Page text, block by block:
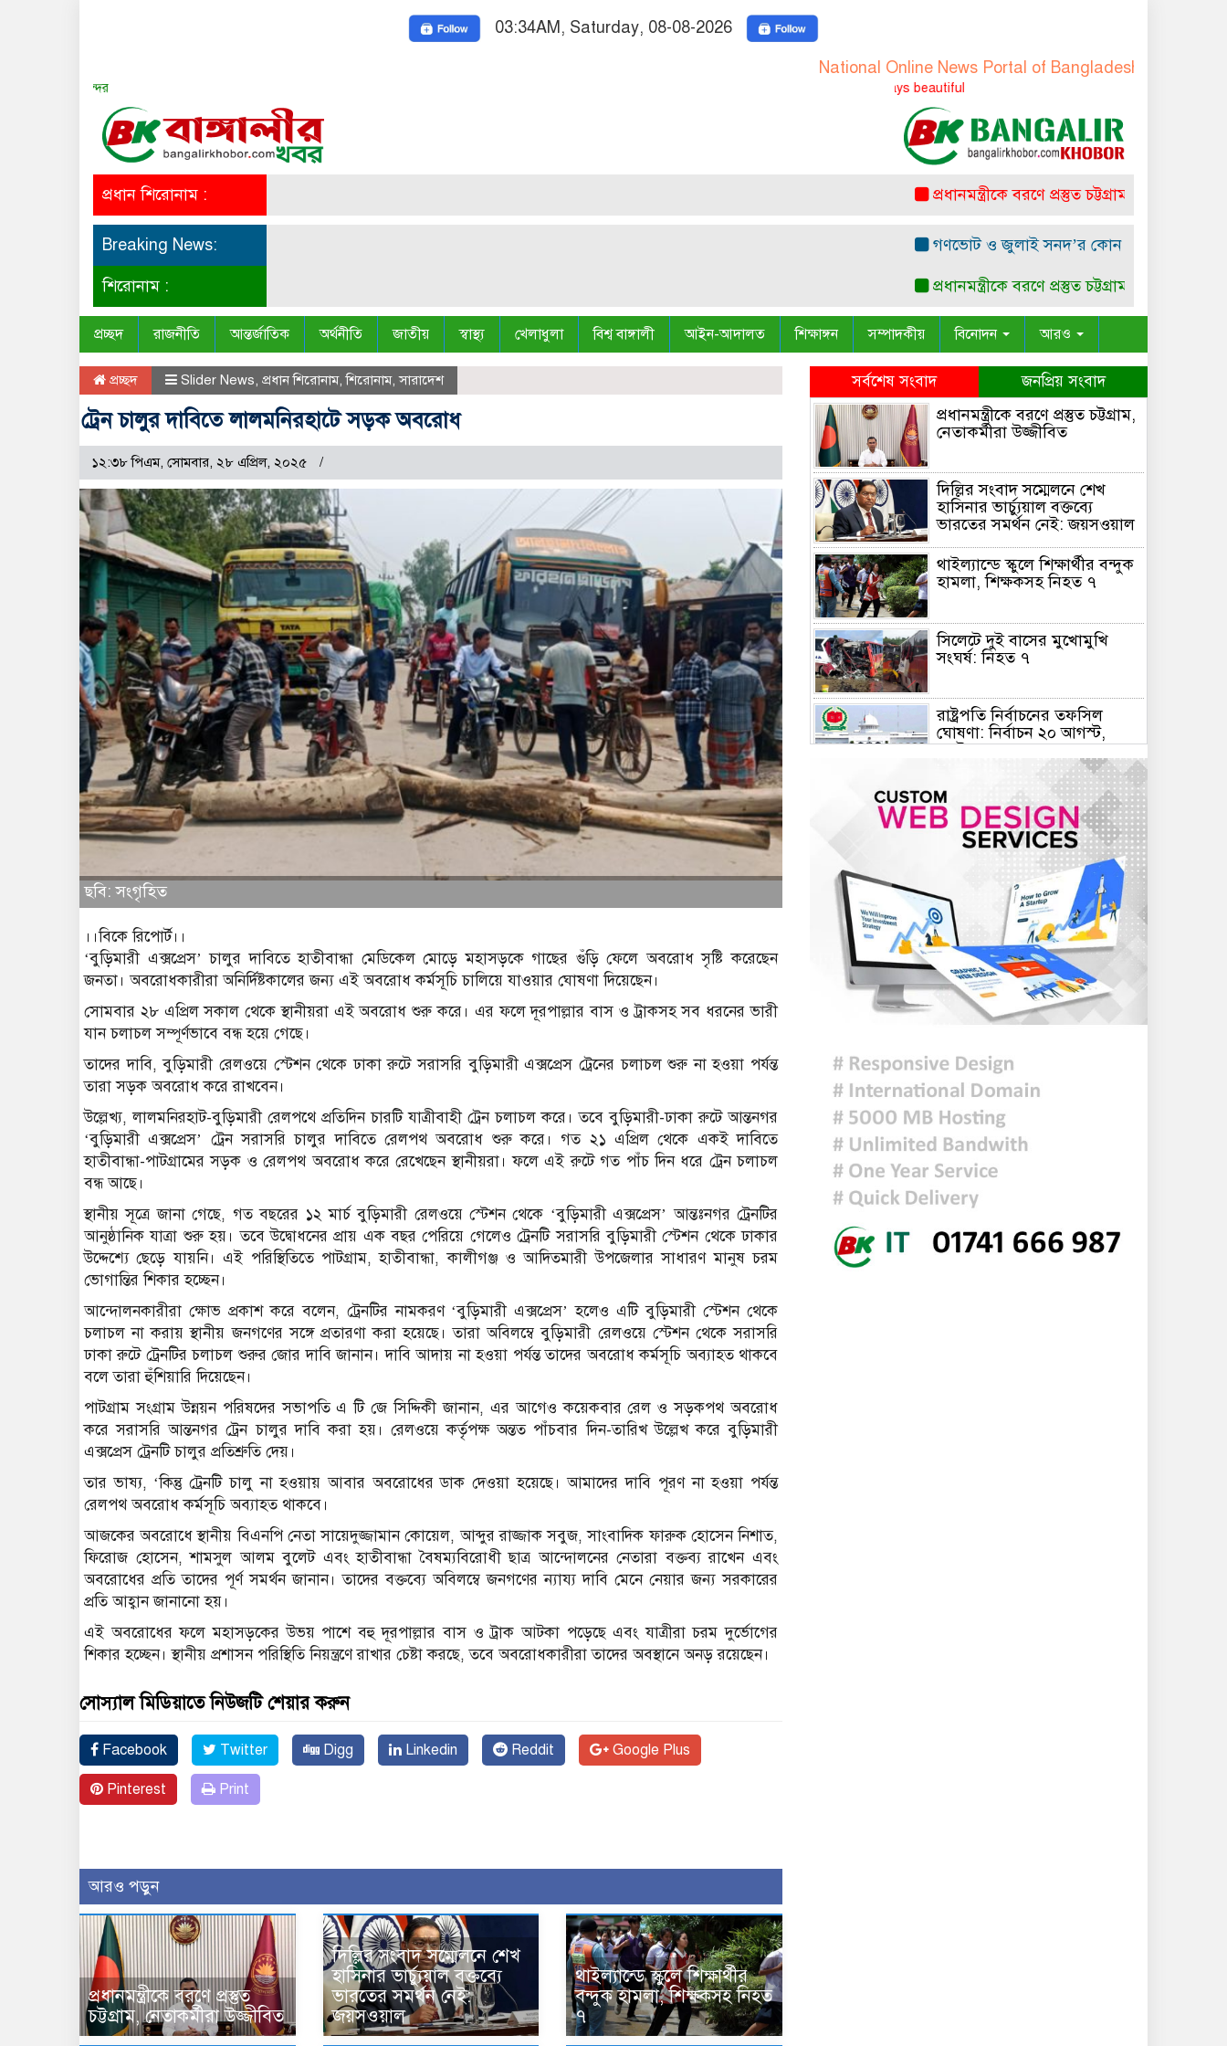
03:34AM, Saturday, 08-08-2026
National Online News Portal of Bangladesh-বাংলাদেশের জাতীয়
প্রধান শিরোনাম : প্রধানমন্ত্রীকে বরণে প্রস্তুত চট্টগ্রাম, নেতাকর্মীরা
Breaking News: গণভোট ও জুলাই সনদ’র কোন সাংবিধানিক ও
শিরোনাম : প্রধানমন্ত্রীকে বরণে প্রস্তুত চট্টগ্রাম, নেতাকর্মীরা
প্রচ্ছদ রাজনীতি আন্তর্জাতিক অর্থনীতি জাতীয় স্বাস্থ্য খেলাধুলা বিশ্ব বাঙ্গালী আইন-আদালত শিক্ষাঙ্গন সম্পাদকীয় বিনোদন আরও
প্রচ্ছদ Slider News, প্রধান শিরোনাম,শিরোনাম,সারাদেশ
ট্রেন চালুর দাবিতে লালমনিরহাটে সড়ক অবরোধ
১২:৩৮ পিএম, সোমবার, ২৮ এপ্রিল, ২০২৫
ছবি: সংগৃহিত
।।বিকে রিপোর্ট।।
‘বুড়িমারী এক্সপ্রেস’ চালুর দাবিতে হাতীবান্ধা মেডিকেল মোড়ে মহাসড়কে গাছের গুঁড়ি ফেলে অবরোধ সৃষ্টি করেছেন
জনতা। অবরোধকারীরা অনির্দিষ্টকালের জন্য এই অবরোধ কর্মসূচি চালিয়ে যাওয়ার ঘোষণা দিয়েছেন।
সোমবার ২৮ এপ্রিল সকাল থেকে স্থানীয়রা এই অবরোধ শুরু করে। এর ফলে দূরপাল্লার বাস ও ট্রাকসহ সব ধরনের ভারী
যান চলাচল সম্পূর্ণভাবে বন্ধ হয়ে গেছে।
তাদের দাবি, বুড়িমারী রেলওয়ে স্টেশন থেকে ঢাকা রুটে সরাসরি বুড়িমারী এক্সপ্রেস ট্রেনের চলাচল শুরু না হওয়া পর্যন্ত
তারা সড়ক অবরোধ করে রাখবেন।
উল্লেখ্য, লালমনিরহাট-বুড়িমারী রেলপথে প্রতিদিন চারটি যাত্রীবাহী ট্রেন চলাচল করে। তবে বুড়িমারী-ঢাকা রুটে আন্তনগর
‘বুড়িমারী এক্সপ্রেস’ ট্রেন সরাসরি চালুর দাবিতে রেলপথ অবরোধ শুরু করে। গত ২১ এপ্রিল থেকে একই দাবিতে
হাতীবান্ধা-পাটগ্রামের সড়ক ও রেলপথ অবরোধ করে রেখেছেন স্থানীয়রা। ফলে এই রুটে গত পাঁচ দিন ধরে ট্রেন চলাচল
বন্ধ আছে।
স্থানীয় সূত্রে জানা গেছে, গত বছরের ১২ মার্চ বুড়িমারী রেলওয়ে স্টেশন থেকে ‘বুড়িমারী এক্সপ্রেস’ আন্তঃনগর ট্রেনটির
আনুষ্ঠানিক যাত্রা শুরু হয়। তবে উদ্বোধনের প্রায় এক বছর পেরিয়ে গেলেও ট্রেনটি সরাসরি বুড়িমারী স্টেশন থেকে ঢাকার
উদ্দেশ্যে ছেড়ে যায়নি। এই পরিস্থিতিতে পাটগ্রাম, হাতীবান্ধা, কালীগঞ্জ ও আদিতমারী উপজেলার সাধারণ মানুষ চরম
ভোগান্তির শিকার হচ্ছেন।
আন্দোলনকারীরা ক্ষোভ প্রকাশ করে বলেন, ট্রেনটির নামকরণ ‘বুড়িমারী এক্সপ্রেস’ হলেও এটি বুড়িমারী স্টেশন থেকে
চলাচল না করায় স্থানীয় জনগণের সঙ্গে প্রতারণা করা হয়েছে। তারা অবিলম্বে বুড়িমারী রেলওয়ে স্টেশন থেকে সরাসরি
ঢাকা রুটে ট্রেনটির চলাচল শুরুর জোর দাবি জানান। দাবি আদায় না হওয়া পর্যন্ত তাদের অবরোধ কর্মসূচি অব্যাহত থাকবে
বলে তারা হুঁশিয়ারি দিয়েছেন।
পাটগ্রাম সংগ্রাম উন্নয়ন পরিষদের সভাপতি এ টি জে সিদ্দিকী জানান, এর আগেও কয়েকবার রেল ও সড়কপথ অবরোধ
করে সরাসরি আন্তনগর ট্রেন চালুর দাবি করা হয়। রেলওয়ে কর্তৃপক্ষ অন্তত পাঁচবার দিন-তারিখ উল্লেখ করে বুড়িমারী
এক্সপ্রেস ট্রেনটি চালুর প্রতিশ্রুতি দেয়।
তার ভাষ্য, ‘কিন্তু ট্রেনটি চালু না হওয়ায় আবার অবরোধের ডাক দেওয়া হয়েছে। আমাদের দাবি পূরণ না হওয়া পর্যন্ত
রেলপথ অবরোধ কর্মসূচি অব্যাহত থাকবে।
আজকের অবরোধে স্থানীয় বিএনপি নেতা সায়েদুজ্জামান কোয়েল, আব্দুর রাজ্জাক সবুজ, সাংবাদিক ফারুক হোসেন নিশাত,
ফিরোজ হোসেন, শামসুল আলম বুলেট এবং হাতীবান্ধা বৈষম্যবিরোধী ছাত্র আন্দোলনের নেতারা বক্তব্য রাখেন এবং
অবরোধের প্রতি তাদের পূর্ণ সমর্থন জানান। তাদের বক্তব্যে অবিলম্বে জনগণের ন্যায্য দাবি মেনে নেয়ার জন্য সরকারের
প্রতি আহ্বান জানানো হয়।
এই অবরোধের ফলে মহাসড়কের উভয় পাশে বহু দূরপাল্লার বাস ও ট্রাক আটকা পড়েছে এবং যাত্রীরা চরম দুর্ভোগের
শিকার হচ্ছেন। স্থানীয় প্রশাসন পরিস্থিতি নিয়ন্ত্রণে রাখার চেষ্টা করছে, তবে অবরোধকারীরা তাদের অবস্থানে অনড় রয়েছেন।
সোস্যাল মিডিয়াতে নিউজটি শেয়ার করুন
Facebook Twitter Digg Linkedin Reddit Google Plus
Pinterest Print
আরও পড়ুন
প্রধানমন্ত্রীকে বরণে প্রস্তুত
চট্টগ্রাম, নেতাকর্মীরা উজ্জীবিত
দিল্লির সংবাদ সম্মেলনে শেখ
হাসিনার ভার্চ্যুয়াল বক্তব্যে
ভারতের সমর্থন নেই:
জয়সওয়াল
থাইল্যান্ডে স্কুলে শিক্ষার্থীর
বন্দুক হামলা, শিক্ষকসহ নিহত
৭
সর্বশেষ সংবাদ জনপ্রিয় সংবাদ
প্রধানমন্ত্রীকে বরণে প্রস্তুত চট্টগ্রাম,
নেতাকর্মীরা উজ্জীবিত
দিল্লির সংবাদ সম্মেলনে শেখ
হাসিনার ভার্চ্যুয়াল বক্তব্যে
ভারতের সমর্থন নেই: জয়সওয়াল
থাইল্যান্ডে স্কুলে শিক্ষার্থীর বন্দুক
হামলা, শিক্ষকসহ নিহত ৭
সিলেটে দুই বাসের মুখোমুখি
সংঘর্ষ: নিহত ৭
রাষ্ট্রপতি নির্বাচনের তফসিল
ঘোষণা: নির্বাচন ২০ আগস্ট,
ভোটার ৩৪৯ জন
স্বায়ত্তশাসিত প্রতিষ্ঠান হচ্ছে
বিটিভি-বাংলাদেশ বেতার
৯ সেপ্টেম্বর থেকে লং মার্চ-
রেলযাত্রার কর্মসূচি, ১৪ নভেম্বরে
ঢাকায় মহাসমাবেশ
হরমুজে নতুন নৌপথে ওমানের
সঙ্গে সমঝোতায় ইরান
জরুরি জ্বালানি সরবরাহ নিশ্চিতে
টন এলপিজি কেনার নীতিগত
অনুমোদন
নদী দূষণ রোধে সমন্বিত পদক্ষেপ
গ্রহণে অবহেলার কোনো সুযোগ
নেই : প্রধানমন্ত্রী